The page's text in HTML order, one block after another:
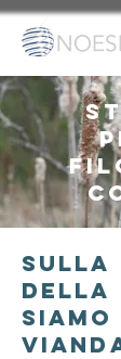
Sulla
della
SIAMO